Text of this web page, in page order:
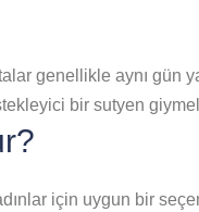
genellikle aynı gün
bir sutyen
için uygun bir